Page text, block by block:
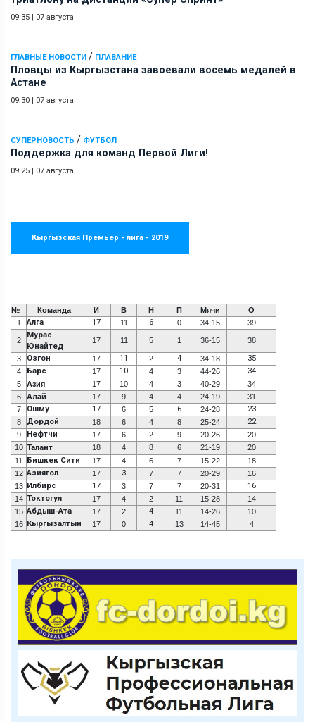
09:35 | 07 августа
ГЛАВНЫЕ НОВОСТИ / ПЛАВАНИЕ
Пловцы из Кыргызстана завоевали восемь медалей в
Астане
09:30 | 07 августа
СУПЕРНОВОСТЬ / ФУТБОЛ
Поддержка для команд Первой Лиги!
09:25 | 07 августа
Кыргызская Премьер - лига - 2019
№ Команда И В Н П Мячи
О
1
Алга 17 11 6 0 34-15 39
2
Мурас
Юнайтед
17 11 5 1 36-15 38
3 Озгон 17 11 2 4 34-18 35
4 Барс 17 10 4 3 44-26 34
5 Азия 17 10 4 3 40-29
34
6
Алай 17 9 4 4 24-19
31
7
Ошму 17 6 5 6 24-28 23
8 Дордой 18 6 4 8 25-24 22
9 Нефтчи 17 6 2 9 20-26
20
10 Талант 18 4 8 6 21-19
20
11
Бишкек Сити 17 4 6 7 15-22
18
12 Азиягол 17 3 7 7 20-29
16
13 Илбирс 17 3 7 7 20-31 16
14 Токтогул 17 4 2 11 15-28
14
15 Абдыш-Ата 17 2 4 11 14-26
10
16 Кыргызалтын 17 0 4 13 14-45 4